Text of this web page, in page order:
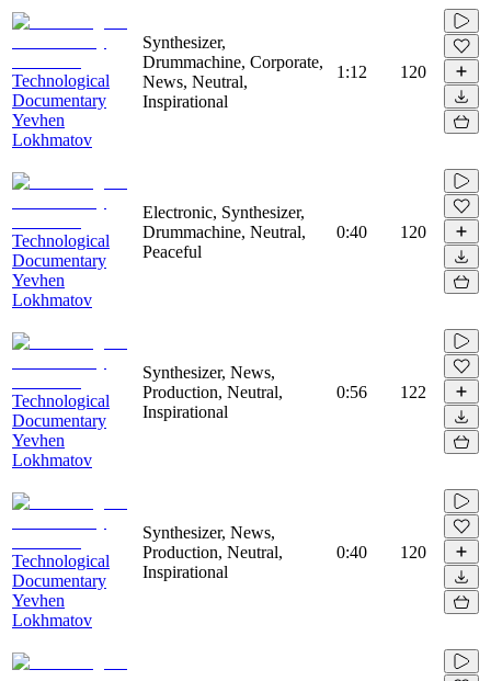
Technological
Documentary
Yevhen
Lokhmatov
Synthesizer,
Drummachine, Corporate,
News, Neutral,
Inspirational
1:12 120
Technological
Documentary
Yevhen
Lokhmatov
Electronic, Synthesizer,
Drummachine, Neutral,
Peaceful
0:40 120
Technological
Documentary
Yevhen
Lokhmatov
Synthesizer, News,
Production, Neutral,
Inspirational
0:56 122
Technological
Documentary
Yevhen
Lokhmatov
Synthesizer, News,
Production, Neutral,
Inspirational
0:40 120